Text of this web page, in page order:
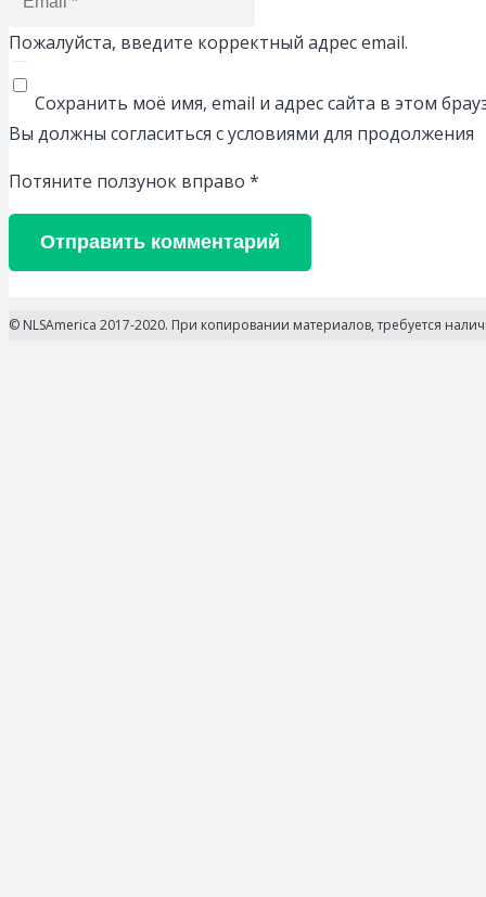
Пожалуйста, введите корректный адрес email.
Сохранить моё имя, email и адрес сайта в этом
Вы должны согласиться с условиями для продолжения
Потяните ползунок вправо *
Отправить комментарий
© NLSAmerica 2017-2020. При копировании материалов, требуется